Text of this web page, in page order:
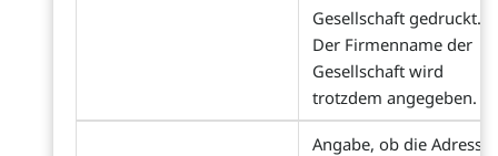
Gesellschaft gedruckt.
Der Firmenname der
Gesellschaft wird
trotzdem angegeben.
Angabe, ob die Adresse